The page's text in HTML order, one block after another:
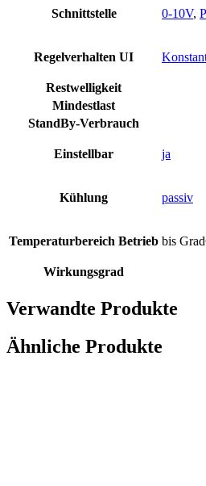
Schnittstelle 0-10V,
Regelverhalten UI
Restwelligkeit
Mindestlast
StandBy-Verbrauch
Einstellbar ja
Kühlung passiv
Temperaturbereich Betrieb bis
Wirkungsgrad
Verwandte Produkte
Ähnliche Produkte